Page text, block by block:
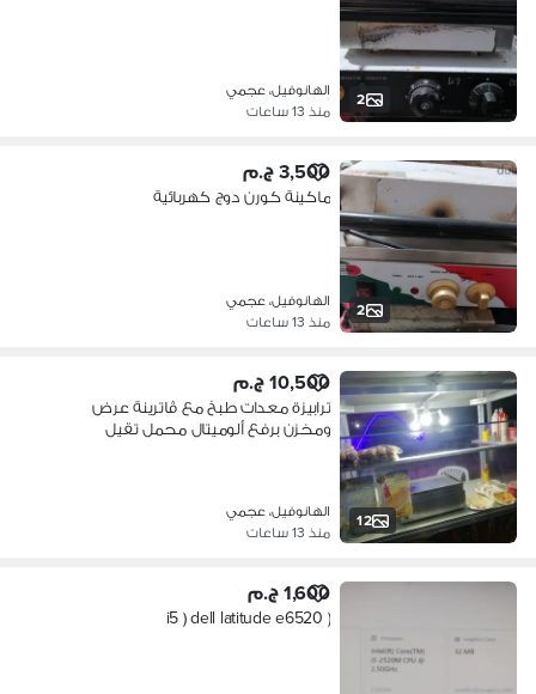
2
الهانوفيل، عجمي
منذ 13 ساعات
2
3,500 ج.م
ماكينة كورن دوج كهربائية
الهانوفيل، عجمي
منذ 13 ساعات
12
10,500 ج.م
ترابيزة معدات طبخ مع ڤاترينة عرض
ومخزن برفع ألوميتال محمل تقيل
الهانوفيل، عجمي
منذ 13 ساعات
1,600 ج.م
( i5 ) dell latitude e6520